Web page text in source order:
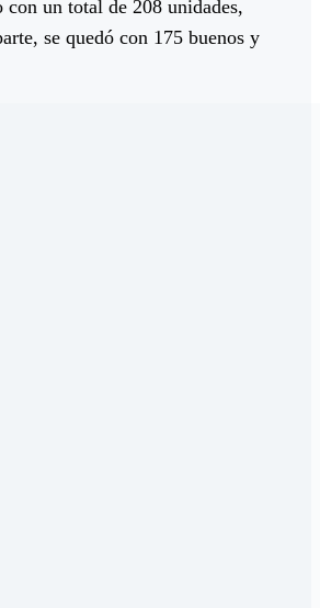
un total de 208 unidades,
se quedó con 175 buenos y